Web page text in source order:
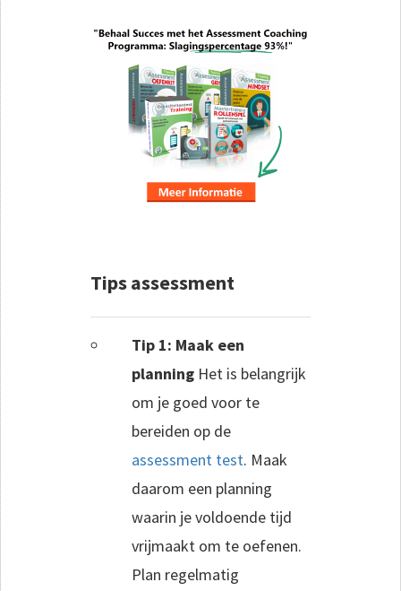
Tips assessment
Tip 1: Maak een
planning Het is belangrijk
om je goed voor te
bereiden op de
assessment test. Maak
daarom een planning
waarin je voldoende tijd
vrijmaakt om te oefenen.
Plan regelmatig